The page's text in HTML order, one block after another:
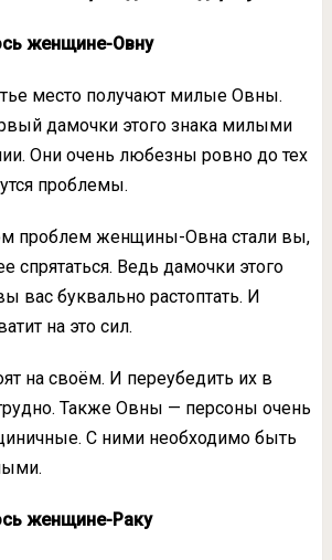
женщине-Овну
место получают милые Овны.
дамочки этого знака милыми
Они очень любезны ровно до тех
проблемы.
проблем женщины-Овна стали вы,
спрятаться. Ведь дамочки этого
вас буквально растоптать. И
на это сил.
на своём. И переубедить их в
Также Овны — персоны очень
С ними необходимо быть
женщине-Раку